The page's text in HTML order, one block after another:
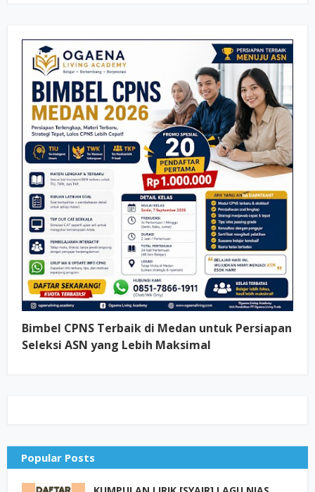
Bimbel CPNS Terbaik di Medan untuk Persiapan
Seleksi ASN yang Lebih Maksimal
Popular Posts